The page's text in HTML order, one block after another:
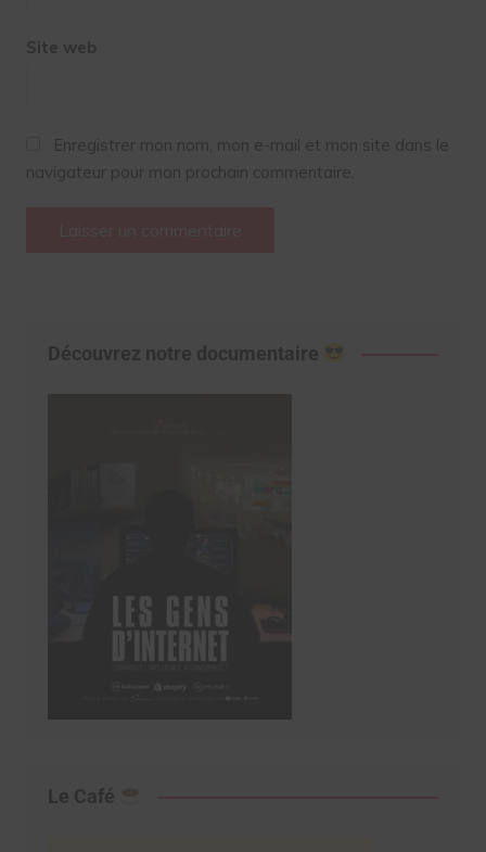
Site web
Enregistrer mon nom, mon e-mail et mon site dans le
navigateur pour mon prochain commentaire.
Découvrez notre documentaire
Le Café